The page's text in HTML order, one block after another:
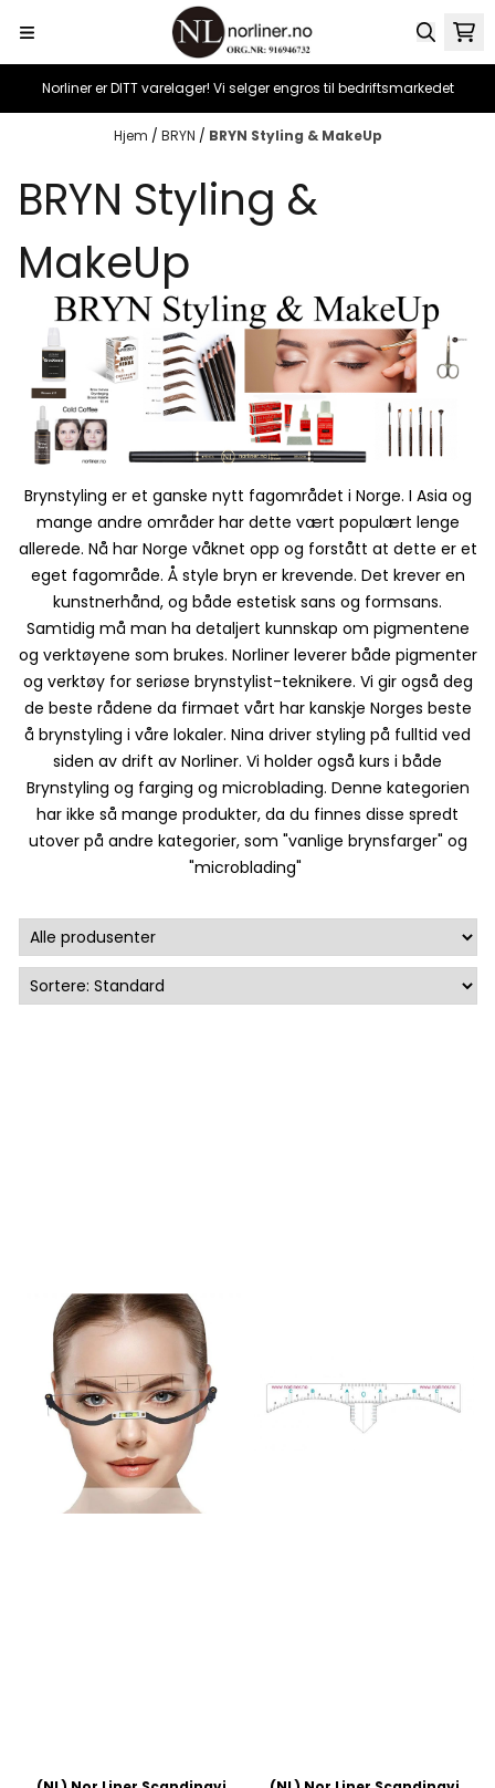
Hopp til innhold
Norliner er DITT varelager! Vi selger engros til bedriftsmarkedet
Hjem / BRYN / BRYN Styling & MakeUp
BRYN Styling &
MakeUp
Brynstyling er et ganske nytt fagområdet i Norge. I Asia og
mange andre områder har dette vært populært lenge
allerede. Nå har Norge våknet opp og forstått at dette er et
eget fagområde. Å style bryn er krevende. Det krever en
kunstnerhånd, og både estetisk sans og formsans.
Samtidig må man ha detaljert kunnskap om pigmentene
og verktøyene som brukes. Norliner leverer både pigmenter
og verktøy for seriøse brynstylist-teknikere. Vi gir også deg
de beste rådene da firmaet vårt har kanskje Norges beste
å brynstyling i våre lokaler. Nina driver styling på fulltid ved
siden av drift av Norliner. Vi holder også kurs i både
Brynstyling og farging og microblading. Denne kategorien
har ikke så mange produkter, da du finnes disse spredt
utover på andre kategorier, som "vanlige brynsfarger" og
"microblading"